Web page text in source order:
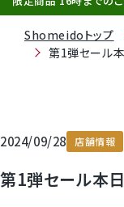
Shomeidoトップ
第1弾セール
2024/09/28 店舗情報
第1弾セール本